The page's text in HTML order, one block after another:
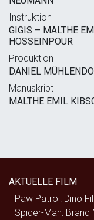
Instruktion
GIGIS – MALTHE
HOSSEINPOUR
Produktion
DANIEL
Manuskript
MALTHE EMIL
AKTUELLE FILM
Paw Patrol: Dino
Spider-Man: Brand